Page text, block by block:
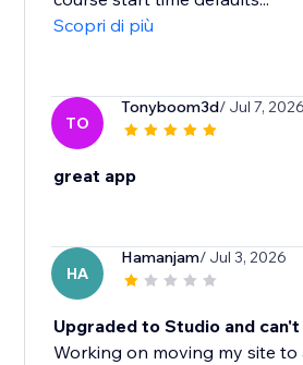
Scopri di più
TO
Tonyboom3d/ Jul 7, 2026
great app
HA
Hamanjam/ Jul 3, 2026
Upgraded to Studio and
Working on moving my site to